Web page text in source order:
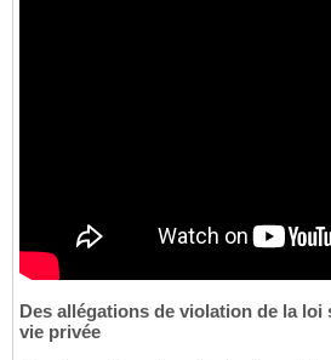
Des allégations de violation de la
vie privée